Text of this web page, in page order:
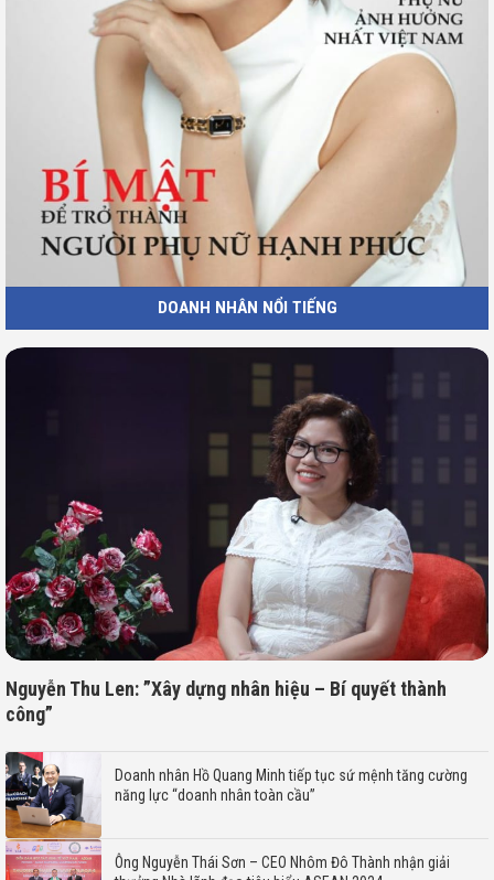
DOANH NHÂN NỔI TIẾNG
Nguyễn Thu Len: ”Xây dựng nhân hiệu – Bí quyết thành
công”
Doanh nhân Hồ Quang Minh tiếp tục sứ mệnh tăng cường
năng lực “doanh nhân toàn cầu”
Ông Nguyễn Thái Sơn – CEO Nhôm Đô Thành nhận giải